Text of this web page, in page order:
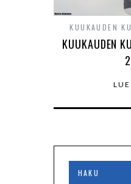
KUUKAUDEN
KUUKAUDEN